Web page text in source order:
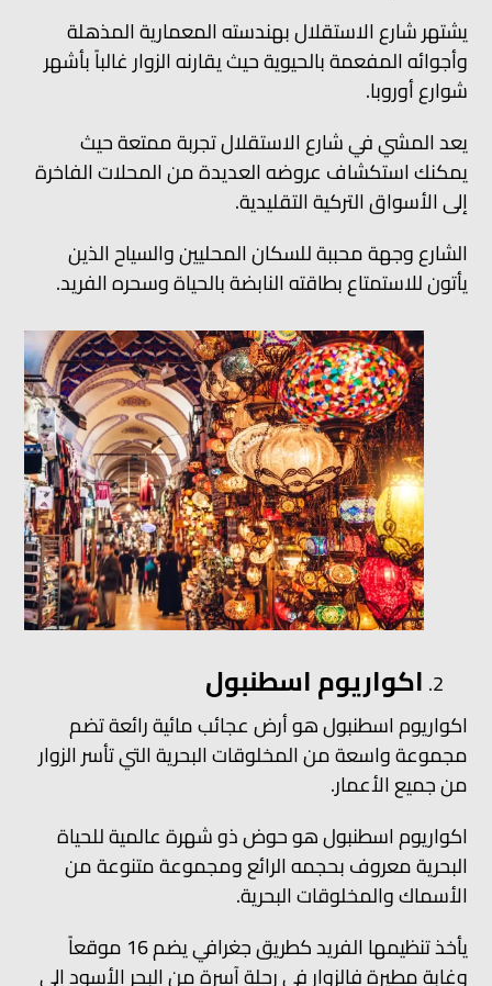
يشتهر شارع الاستقلال بهندسته المعمارية المذهلة
وأجوائه المفعمة بالحيوية حيث يقارنه الزوار غالباً بأشهر
شوارع أوروبا.
يعد المشي في شارع الاستقلال تجربة ممتعة حيث
يمكنك استكشاف عروضه العديدة من المحلات الفاخرة
إلى الأسواق التركية التقليدية.
الشارع وجهة محببة للسكان المحليين والسياح الذين
يأتون للاستمتاع بطاقته النابضة بالحياة وسحره الفريد.
اكواريوم اسطنبول
اكواريوم اسطنبول هو أرض عجائب مائية رائعة تضم
مجموعة واسعة من المخلوقات البحرية التي تأسر الزوار
من جميع الأعمار.
اكواريوم اسطنبول هو حوض ذو شهرة عالمية للحياة
البحرية معروف بحجمه الرائع ومجموعة متنوعة من
الأسماك والمخلوقات البحرية.
يأخذ تنظيمها الفريد كطريق جغرافي يضم 16 موقعاً
وغابة مطيرة فالزوار في رحلة آسرة من البحر الأسود إلى